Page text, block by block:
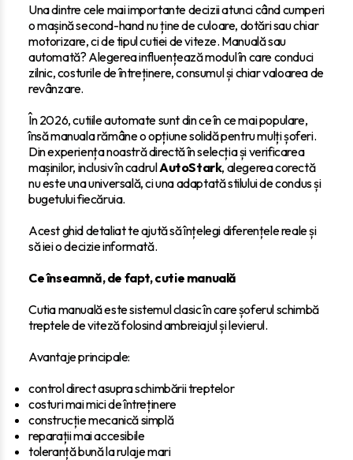
Una dintre cele mai importante decizii atunci când cumperi
o mașină second-hand nu ține de culoare, dotări sau chiar
motorizare, ci de tipul cutiei de viteze. Manuală sau
automată? Alegerea influențează modul în care conduci
zilnic, costurile de întreținere, consumul și chiar valoarea de
revânzare.
În 2026, cutiile automate sunt din ce în ce mai populare,
însă manuala rămâne o opțiune solidă pentru mulți șoferi.
Din experiența noastră directă în selecția și verificarea
mașinilor, inclusiv în cadrulAutoStark, alegerea corectă
nu este una universală, ci una adaptată stilului de condus și
bugetului fiecăruia.
Acest ghid detaliat te ajută să înțelegi diferențele reale și
să iei o decizie informată.
Ce înseamnă, de fapt, cutie manuală
Cutia manuală este sistemul clasic în care șoferul schimbă
treptele de viteză folosind ambreiajul și levierul.
Avantaje principale:
control direct asupra schimbării treptelor
costuri mai mici de întreținere
construcție mecanică simplă
reparații mai accesibile
toleranță bună la rulaje mari